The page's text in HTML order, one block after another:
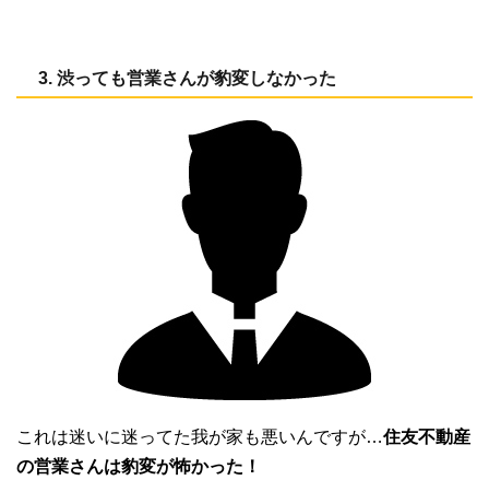
3. 渋っても営業さんが豹変しなかった
これは迷いに迷ってた我が家も悪いんですが…住友不動産
の営業さんは豹変が怖かった！